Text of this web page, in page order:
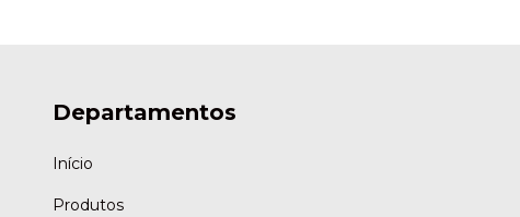
Departamentos
Início
Produtos